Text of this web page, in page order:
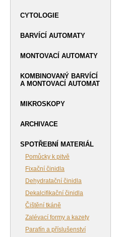
CYTOLOGIE
BARVÍCÍ AUTOMATY
MONTOVACÍ AUTOMATY
KOMBINOVANÝ BARVÍCÍ
A MONTOVACÍ AUTOMAT
MIKROSKOPY
ARCHIVACE
SPOTŘEBNÍ MATERIÁL
Pomůcky k pitvě
Fixační činidla
Dehydratační činidla
Dekalcifikační činidla
Čištění tkáně
Zalévací formy a kazety
Parafín a příslušenství